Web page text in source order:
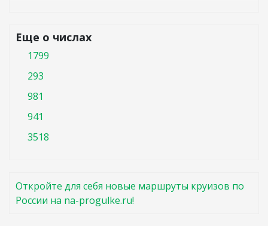
Еще о числах
1799
293
981
941
3518
Откройте для себя новые маршруты круизов по
России на na-progulke.ru!